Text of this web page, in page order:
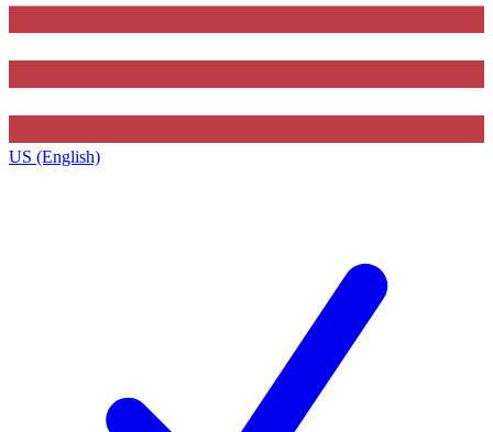
US (English)